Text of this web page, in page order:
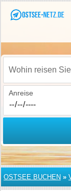
Wohin reisen Sie?
Anreise
OSTSEE BUCHEN »